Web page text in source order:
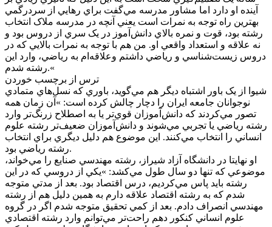
آينده او دارد اما مشاور مدرسه مي‌گفت براي رهايي از سردرگمي
بهترين راه توجه به نمرات است يعني آنچه در مدرسه ملاک انتخاب
رشته بود، قوت و نمره بالاي دانش‌آموز در يک سري از دروس بود و
نه علاقه و استعداد واقعي او. من هم با توجه به نمرات بالايي که در
دروس زيست‌شناسي و رياضي داشتم وعلاقه‌ام به رياضي، وارد اين
رشته شدم.«
ترس از برچسب خوردن
شيوا از يک باور اشتباه ديگر هم مي‌گويد، باوري که نسل‌هاي متمادي
نوجوانان جامعه ايران را دچار چالش کرده است: »آن زمان همه
تصور مي‌کردند که دانش‌آموزان قوي‌تر يا به اصطلاح‌ زرنگ‌تر وارد
رشته رياضي يا تجربي مي‌شوند و دانش‌آموزان ضعيف‌تر رشته علوم
انساني را انتخاب مي‌کنند. اين موضوع هم دليل ديگري براي انتخاب
رشته رياضي بود.
او نهايتا در دانشگاه آزاد شيراز، رشته مهندسي صنايع را مي‌خواند،
موضوعي که تنها دو سال طول مي‌کشد: »يکي از دروسي که در اين
رشته بايد پاس مي‌کرديم، درس اقتصاد بود. بعد از مدتي متوجه
شدم که به رشته اقتصاد علاقه دارم به همين دليل هم از رشته
مهندسي انصراف دادم. بعد از کمي تحقيق متوجه شدم اگر در گروه
علوم انساني کنکور دهم راحت‌تر مي‌توانم وارد رشته اقتصادي